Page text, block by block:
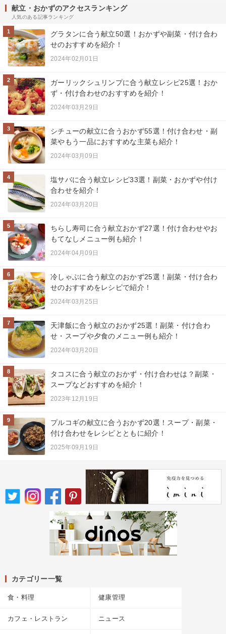
献立・おかずのアクセスランキング
人気のある記事ランキング
1
グラタンに合う献立50選！おかずや副菜・付け合わ
せのおすすめを紹介！
2024年02月01日
2
ガーリックシュリンプに合う献立レシピ25選！おか
ず・付け合わせのおすすめを紹介！
2024年03月29日
3
シチューの献立に合うおかず55選！付け合わせ・副
菜やもう一品におすすめな主菜も紹介！
2024年03月09日
4
塩サバに合う献立レシピ33選！副菜・おかずや付け
合わせを紹介！
2024年03月20日
5
ちらし寿司に合う献立おかず27選！付け合わせやお
もてなしメニュー例も紹介！
2024年04月09日
6
冷しゃぶに合う献立のおかず25選！副菜・付け合わ
せのおすすめをレシピで紹介！
2024年03月25日
7
天津飯に合う献立のおかず25選！副菜・付け合わ
せ・スープや夕食のメニュー例も紹介！
2024年03月20日
8
タコスに合う献立のおかず・付け合わせは？副菜・
スープなどおすすめを紹介！
2023年12月19日
9
プルコギの献立に合うおかず20選！スープ・副菜・
付け合わせをレシピとともに紹介！
2025年09月19日
カテゴリー一覧
食・料理 健康管理
カフェ・レストラン ニュース